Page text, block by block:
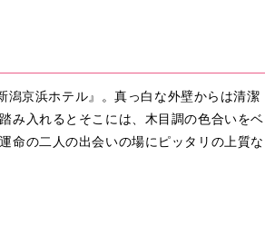
潟京浜ホテル』。真っ白な外壁からは清潔
み入れるとそこには、木目調の色合いをベ
命の二人の出会いの場にピッタリの上質な